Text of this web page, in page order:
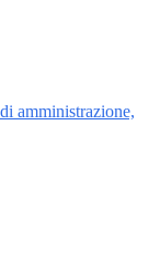
amministrazione,